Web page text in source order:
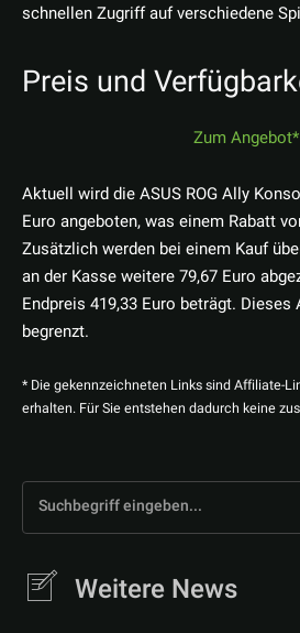
schnellen Zugriff auf verschiedene
Preis und
Zum Angebot
Aktuell wird die ASUS ROG Ally
Euro angeboten, was einem Rabatt
Zusätzlich werden bei einem Kauf
an der Kasse weitere 79,67 Euro
Endpreis 419,33 Euro beträgt.
begrenzt.
* Die gekennzeichneten Links sind Affiliate-
erhalten. Für Sie entstehen dadurch keine
Suchbegriff eingeben...
Weitere News